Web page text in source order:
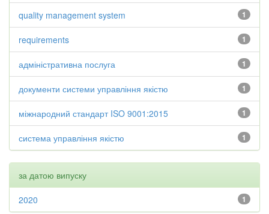
1
quality management system
1
requirements
1
адміністративна послуга
1
документи системи управління якістю
1
міжнародний стандарт ISO 9001:2015
1
система управління якістю
за датою випуску
1
2020